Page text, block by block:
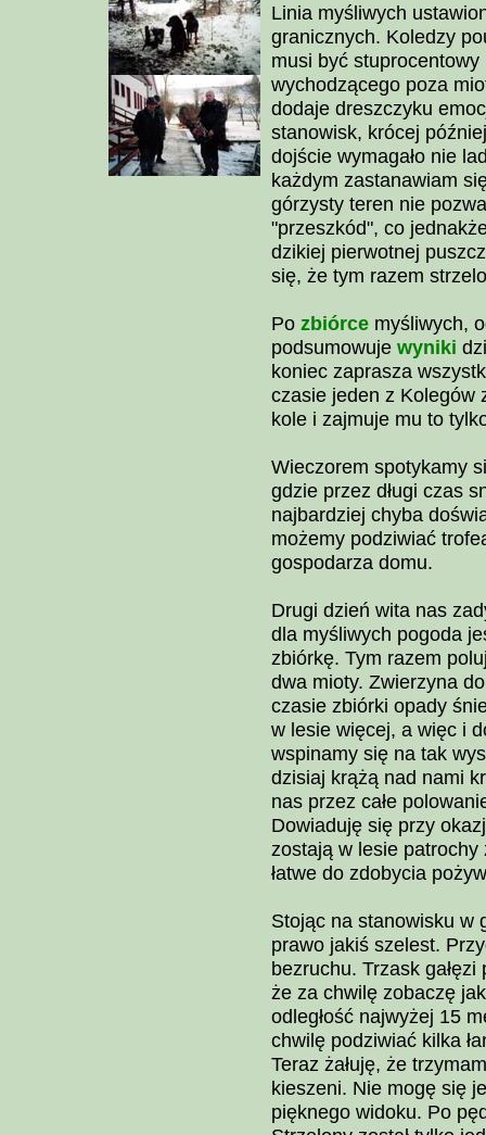
Linia myśliwych
granicznych. Koledzy
musi być
wychodzącego poza
dodaje dreszczyku
stanowisk, krócej
dojście wymagało nie
każdym zastanawiam
górzysty teren nie
"przeszkód", co
dzikiej pierwotnej
się, że tym razem
Po zbiórce myśliwych,
podsumowuje wyniki
koniec zaprasza
czasie jeden z Kolegów
kole i zajmuje mu to
Wieczorem spotykamy
gdzie przez długi czas
najbardziej chyba
możemy podziwiać
gospodarza domu.
Drugi dzień wita nas
dla myśliwych pogoda
zbiórkę. Tym razem
dwa mioty. Zwierzyna
czasie zbiórki opady
w lesie więcej, a więc i
wspinamy się na tak
dzisiaj krążą nad nami
nas przez całe
Dowiaduję się przy
zostają w lesie
łatwe do zdobycia
Stojąc na stanowisku w
prawo jakiś szelest.
bezruchu. Trzask
że za chwilę zobaczę
odległość najwyżej 15
chwilę podziwiać kilka
Teraz żałuję, że
kieszeni. Nie mogę się
pięknego widoku. Po